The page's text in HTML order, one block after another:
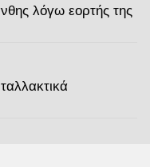
λόγω εορτής της